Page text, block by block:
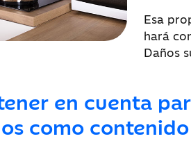
Esa
hará
Daños
en cuenta
como contenido